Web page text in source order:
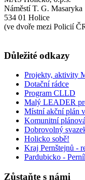
Náměstí T. G. Masaryka
534 01 Holice
(ve dvoře mezi Policií
Důležité odkazy
Projekty, aktivity
Dotační rádce
Program CLLD
Malý LEADER
Místní akční plán
Komunitní
Dobrovolný
Holicko sobě!
Kraj Pernštejnů -
Pardubicko -
Zůstaňte s námi